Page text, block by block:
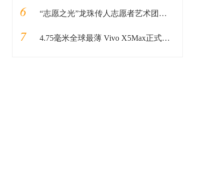
6 “志愿之光”龙珠传人志愿者艺术团启动仪式在京顺利启动
7 4.75毫米全球最薄 Vivo X5Max正式发布